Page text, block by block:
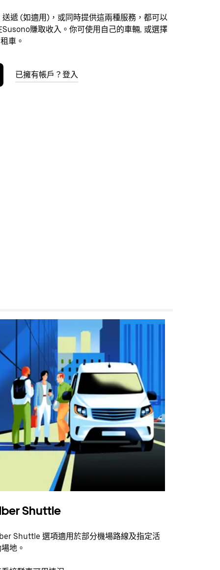
遞 (如適用)，或同時提供這兩種服務，都可以
Susono賺取收入。你可使用自己的車輛, 或選擇
車。
已擁有帳戶？登入
Shuttle
Shuttle 選項適用於部分機場路線及指定活
地。